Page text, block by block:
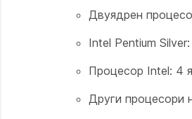
Двуядрен
Intel Pentium
Процесор Intel: 4
Други процесори